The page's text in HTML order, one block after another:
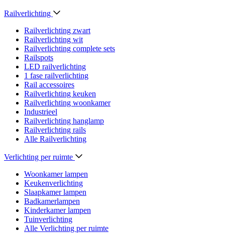
Railverlichting
Railverlichting zwart
Railverlichting wit
Railverlichting complete sets
Railspots
LED railverlichting
1 fase railverlichting
Rail accessoires
Railverlichting keuken
Railverlichting woonkamer
Industrieel
Railverlichting hanglamp
Railverlichting rails
Alle Railverlichting
Verlichting per ruimte
Woonkamer lampen
Keukenverlichting
Slaapkamer lampen
Badkamerlampen
Kinderkamer lampen
Tuinverlichting
Alle Verlichting per ruimte